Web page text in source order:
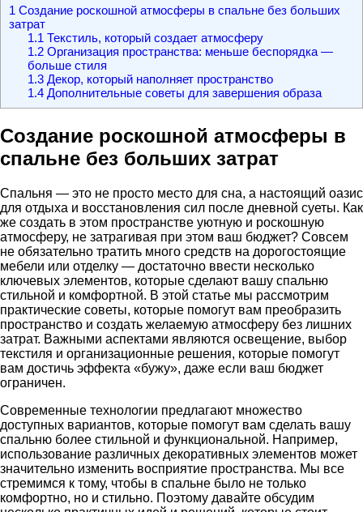
1 Создание роскошной атмосферы в спальне без больших
затрат
1.1 Текстиль, который создает атмосферу
1.2Организация пространства: меньше беспорядка —
больше стиля
1.3Декор, который наполняет пространство
1.4Дополнительные советы для завершения образа
Создание роскошной атмосферы в
спальне без больших затрат
Спальня — это не просто место для сна, а настоящий оазис
для отдыха и восстановления сил после дневной суеты. Как
же создать в этом пространстве уютную и роскошную
атмосферу, не затрагивая при этом ваш бюджет? Совсем
не обязательно тратить много средств на дорогостоящие
мебели или отделку — достаточно ввести несколько
ключевых элементов, которые сделают вашу спальню
стильной и комфортной. В этой статье мы рассмотрим
практические советы, которые помогут вам преобразить
пространство и создать желаемую атмосферу без лишних
затрат. Важными аспектами являются освещение, выбор
текстиля и организационные решения, которые помогут
вам достичь эффекта «бужу», даже если ваш бюджет
ограничен.
Современные технологии предлагают множество
доступных вариантов, которые помогут вам сделать вашу
спальню более стильной и функциональной. Например,
использование различных декоративных элементов может
значительно изменить восприятие пространства. Мы все
стремимся к тому, чтобы в спальне было не только
комфортно, но и стильно. Поэтому давайте обсудим